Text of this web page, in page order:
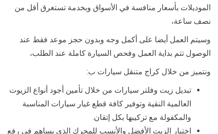
الموديلات بأسعار منافسة في الأسواق وبخدمة تستغرق أقل من
نصف ساعة،
وسيتم العمل أيضا على أكمل وجه وبدون حجز موعد فقط عند
الوصول تتم بداية العمل وفحص السيارة كاملة عند الطلب،
ونتميز من خلال كراج متنقل سيارات ب:
تبديل زيت وفلتر سيارات من خلال تأمين أجود أنواع الزيوت
العالمية النقية وتوفير كافة قطع غيار سيارات المناسبة
والمكفولة مع تركيبها بكل إتقان.
اختيار الزيت الأفضل والأنسب للمحرك الذي يساهم في رفع